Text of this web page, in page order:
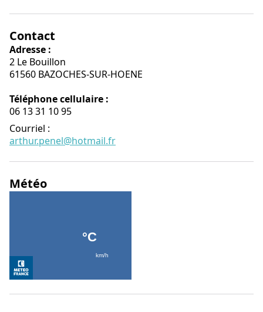
Contact
Adresse :
2 Le Bouillon
61560 BAZOCHES-SUR-HOENE
Téléphone cellulaire :
06 13 31 10 95
Courriel :
arthur.penel@hotmail.fr
Météo